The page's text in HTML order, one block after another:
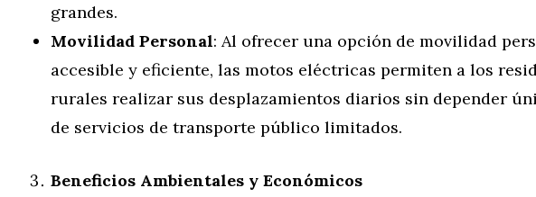
grandes.
Movilidad Personal: Al ofrecer una opción de movilidad
accesible y eficiente, las motos eléctricas permiten a los
rurales realizar sus desplazamientos diarios sin depender
de servicios de transporte público limitados.
Beneficios Ambientales y Económicos